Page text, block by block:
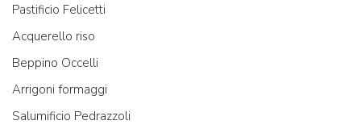
Pastificio Felicetti
Acquerello riso
Beppino Occelli
Arrigoni formaggi
Salumificio Pedrazzoli